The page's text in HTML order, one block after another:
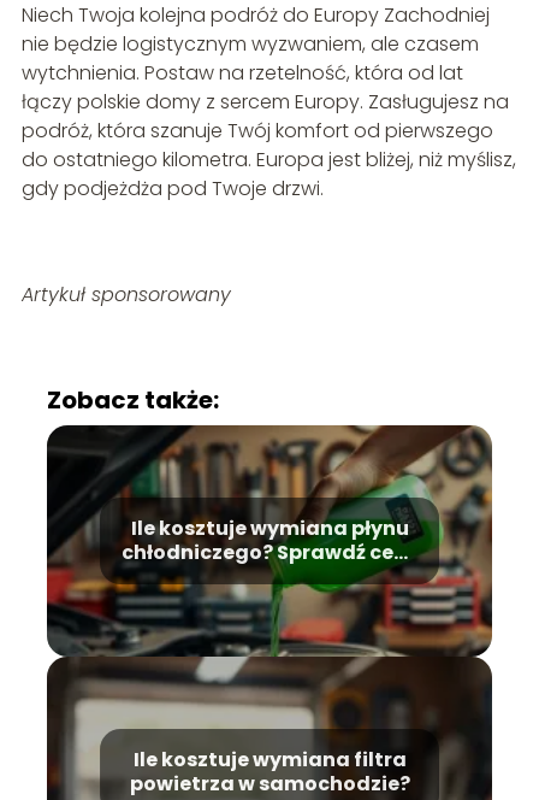
Niech Twoja kolejna podróż do Europy Zachodniej
nie będzie logistycznym wyzwaniem, ale czasem
wytchnienia. Postaw na rzetelność, która od lat
łączy polskie domy z sercem Europy. Zasługujesz na
podróż, która szanuje Twój komfort od pierwszego
do ostatniego kilometra. Europa jest bliżej, niż myślisz,
gdy podjeżdża pod Twoje drzwi.
Artykuł sponsorowany
Zobacz także:
Ile kosztuje wymiana płynu
chłodniczego? Sprawdź ceny
i porady
Ile kosztuje wymiana filtra
powietrza w samochodzie?